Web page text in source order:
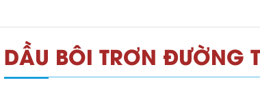
DẦU BÔI TRƠN ĐƯỜNG